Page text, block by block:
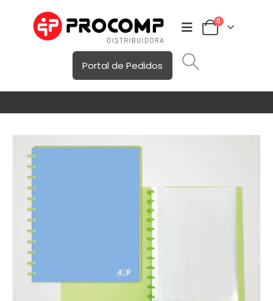
0
Portal de Pedidos